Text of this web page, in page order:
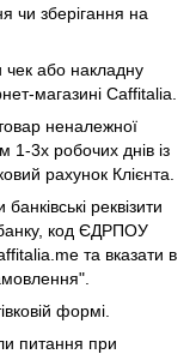
чи зберігання на
чек або накладну
магазині Caffitalia.
неналежної
1-3х робочих днів із
рахунок Клієнта.
реквізити
код ЄДРПОУ
та вказати в
формі.
питання при